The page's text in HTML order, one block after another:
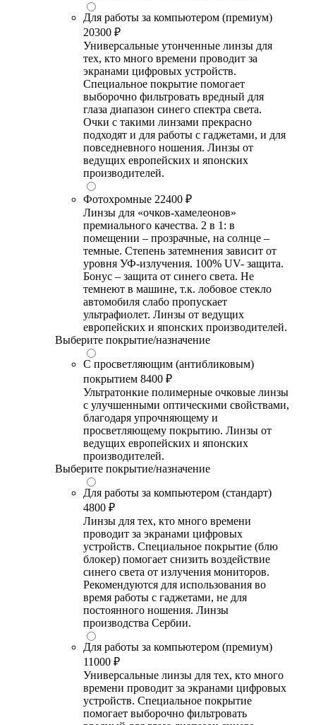
Для работы за компьютером (премиум)
20300 ₽
Универсальные утонченные линзы для
тех, кто много времени проводит за
экранами цифровых устройств.
Специальное покрытие помогает
выборочно фильтровать вредный для
глаза диапазон синего спектра света.
Очки с такими линзами прекрасно
подходят и для работы с гаджетами, и для
повседневного ношения. Линзы от
ведущих европейских и японских
производителей.
Фотохромные 22400 ₽
Линзы для «очков-хамелеонов»
премиального качества. 2 в 1: в
помещении – прозрачные, на солнце –
темные. Степень затемнения зависит от
уровня УФ-излучения. 100% UV- защита.
Бонус – защита от синего света. Не
темнеют в машине, т.к. лобовое стекло
автомобиля слабо пропускает
ультрафиолет. Линзы от ведущих
европейских и японских производителей.
Выберите покрытие/назначение
С просветляющим (антибликовым)
покрытием 8400 ₽
Ультратонкие полимерные очковые линзы
с улучшенными оптическими свойствами,
благодаря упрочняющему и
просветляющему покрытию. Линзы от
ведущих европейских и японских
производителей.
Выберите покрытие/назначение
Для работы за компьютером (стандарт)
4800 ₽
Линзы для тех, кто много времени
проводит за экранами цифровых
устройств. Специальное покрытие (блю
блокер) помогает снизить воздействие
синего света от излучения мониторов.
Рекомендуются для использования во
время работы с гаджетами, не для
постоянного ношения. Линзы
производства Сербии.
Для работы за компьютером (премиум)
11000 ₽
Универсальные линзы для тех, кто много
времени проводит за экранами цифровых
устройств. Специальное покрытие
помогает выборочно фильтровать